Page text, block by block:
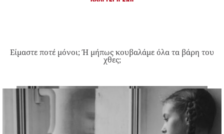
Είμαστε ποτέ μόνοι; Ή μήπως κουβαλάμε όλα τα βάρη του
χθες;